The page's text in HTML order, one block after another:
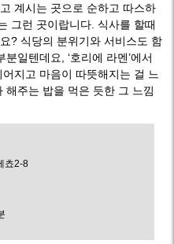
계시는 곳으로 순하고 따스하
그런 곳이랍니다. 식사를 할때
? 식당의 분위기와 서비스도 함
일텐데요, ‘호리에 라멘’에서
지고 마음이 따뜻해지는 걸 느
해주는 밥을 먹은 듯한 그 느낌
쵸2-8